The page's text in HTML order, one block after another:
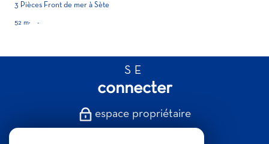
3 Pièces Front de mer à Sète
52 m² -
SE
connecter
espace propriétaire